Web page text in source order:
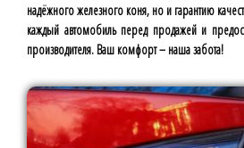
надёжного железного коня, но и гарантию
каждый автомобиль перед продажей и
производителя. Ваш комфорт – наша забота!